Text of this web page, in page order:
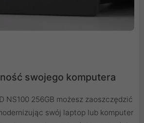
swojego komputera
NS100 256GB możesz zaoszczędzić
swój laptop lub komputer